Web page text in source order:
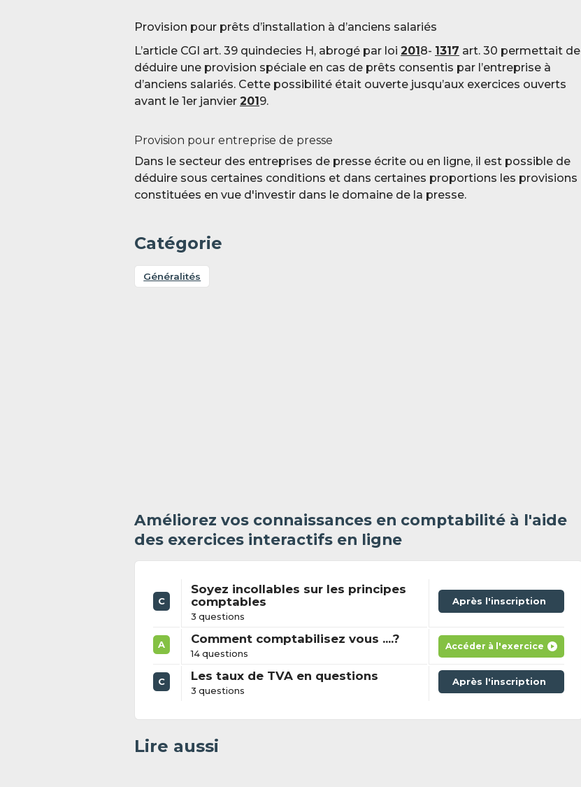
Provision pour prêts d’installation à d’anciens salariés
L’article CGI art. 39 quindecies H, abrogé par loi 2018- 1317 art. 30 permettait de
déduire une provision spéciale en cas de prêts consentis par l’entreprise à
d’anciens salariés. Cette possibilité était ouverte jusqu’aux exercices ouverts
avant le 1er janvier 2019.
Provision pour entreprise de presse
Dans le secteur des entreprises de presse écrite ou en ligne, il est possible de
déduire sous certaines conditions et dans certaines proportions les provisions
constituées en vue d'investir dans le domaine de la presse.
Catégorie
Généralités
Améliorez vos connaissances en comptabilité à l'aide
des exercices interactifs en ligne
C
Soyez incollables sur les principes
comptables
3 questions
Après l'inscription
A Comment comptabilisez vous ....?
14 questions
Accéder à l'exercice
C Les taux de TVA en questions
3 questions
Après l'inscription
Lire aussi